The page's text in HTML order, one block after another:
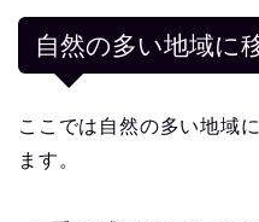
自然の多い地域に
ここでは自然の多い地域
ます。